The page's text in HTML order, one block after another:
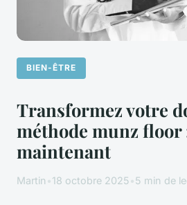
BIEN-ÊTRE
Transformez votre
méthode munz floor
maintenant
Martin •18 octobre 2025•5 min de